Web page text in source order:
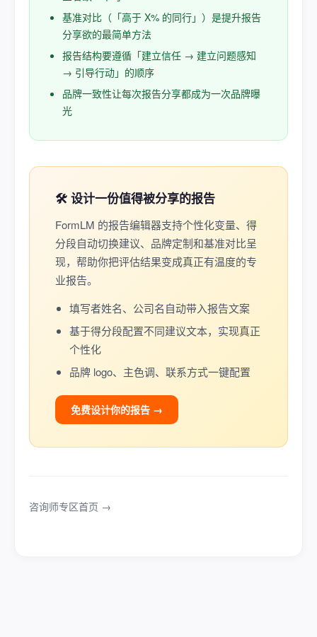
基准对比（「高于 X% 的同行」）是提升报告
分享欲的最简单方法
报告结构要遵循「建立信任 → 建立问题感知
→ 引导行动」的顺序
品牌一致性让每次报告分享都成为一次品牌曝
光
🛠️ 设计一份值得被分享的报告
FormLM 的报告编辑器支持个性化变量、得
分段自动切换建议、品牌定制和基准对比呈
现，帮助你把评估结果变成真正有温度的专
业报告。
填写者姓名、公司名自动带入报告文案
基于得分段配置不同建议文本，实现真正
个性化
品牌 logo、主色调、联系方式一键配置
免费设计你的报告 →
咨询师专区首页 →